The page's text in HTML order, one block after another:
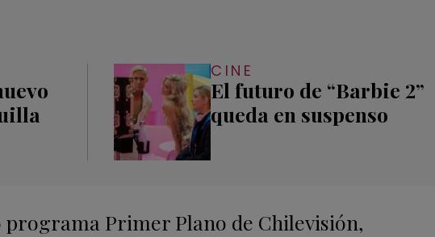
CINE
El futuro de “Barbie 2”
queda en suspenso
Primer Plano de Chilevisión,